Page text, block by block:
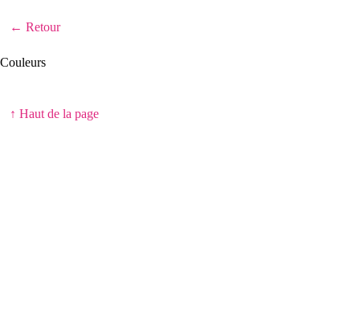
← Retour
Couleurs
↑ Haut de la page